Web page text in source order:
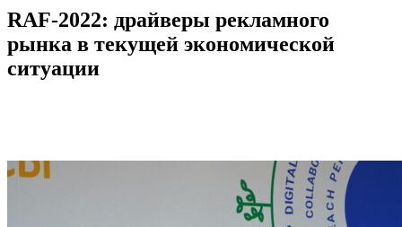
RAF-2022: драйверы рекламного
рынка в текущей экономической
ситуации